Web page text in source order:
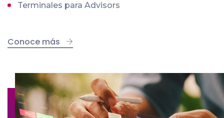
Terminales para Advisors
Conoce más